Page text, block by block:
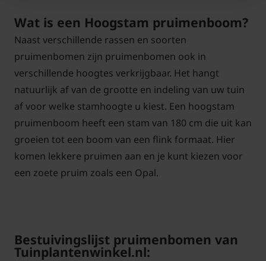
Wat is een Hoogstam pruimenboom?
Naast verschillende rassen en soorten
pruimenbomen zijn pruimenbomen ook in
verschillende hoogtes verkrijgbaar. Het hangt
natuurlijk af van de grootte en indeling van uw tuin
af voor welke stamhoogte u kiest. Een hoogstam
pruimenboom heeft een stam van 180 cm die uit kan
groeien tot een boom van een flink formaat. Hier
komen lekkere pruimen aan en je kunt kiezen voor
een zoete pruim zoals een Opal.
Bestuivingslijst pruimenbomen van
Tuinplantenwinkel.nl: